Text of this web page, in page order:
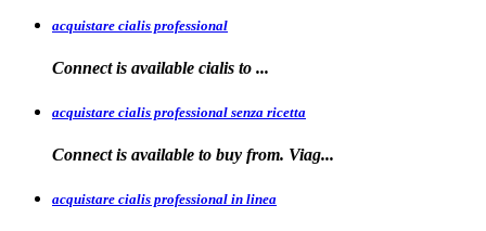
acquistare cialis professional
Connect is available cialis to ...
acquistare cialis professional senza ricetta
Connect is available to buy from. Viag...
acquistare cialis professional in linea